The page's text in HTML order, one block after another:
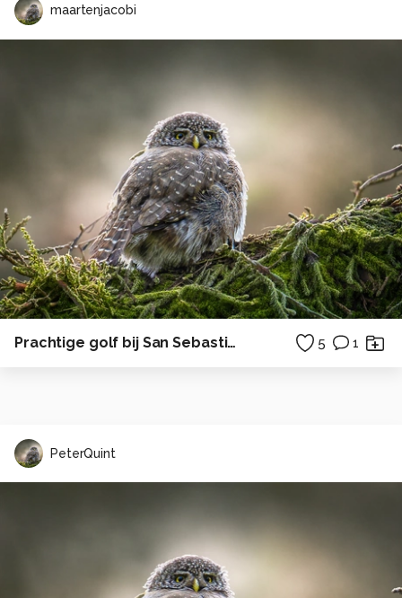
maartenjacobi
Prachtige golf bij San Sebastian 5 1
PeterQuint